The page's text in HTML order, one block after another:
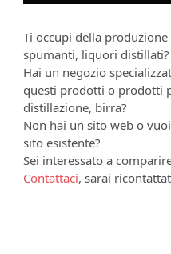
Ti occupi della
spumanti, liquori distillati?
Hai un negozio
questi prodotti o prodotti
distillazione, birra?
Non hai un sito web o
sito esistente?
Sei interessato a
Contattaci, sarai